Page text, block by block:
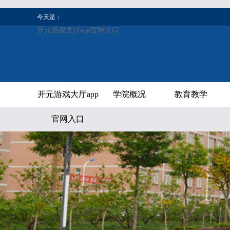
今天是：
开元游戏大厅app官网入口
开元游戏大厅app
官网入口
学院概况 教育教学